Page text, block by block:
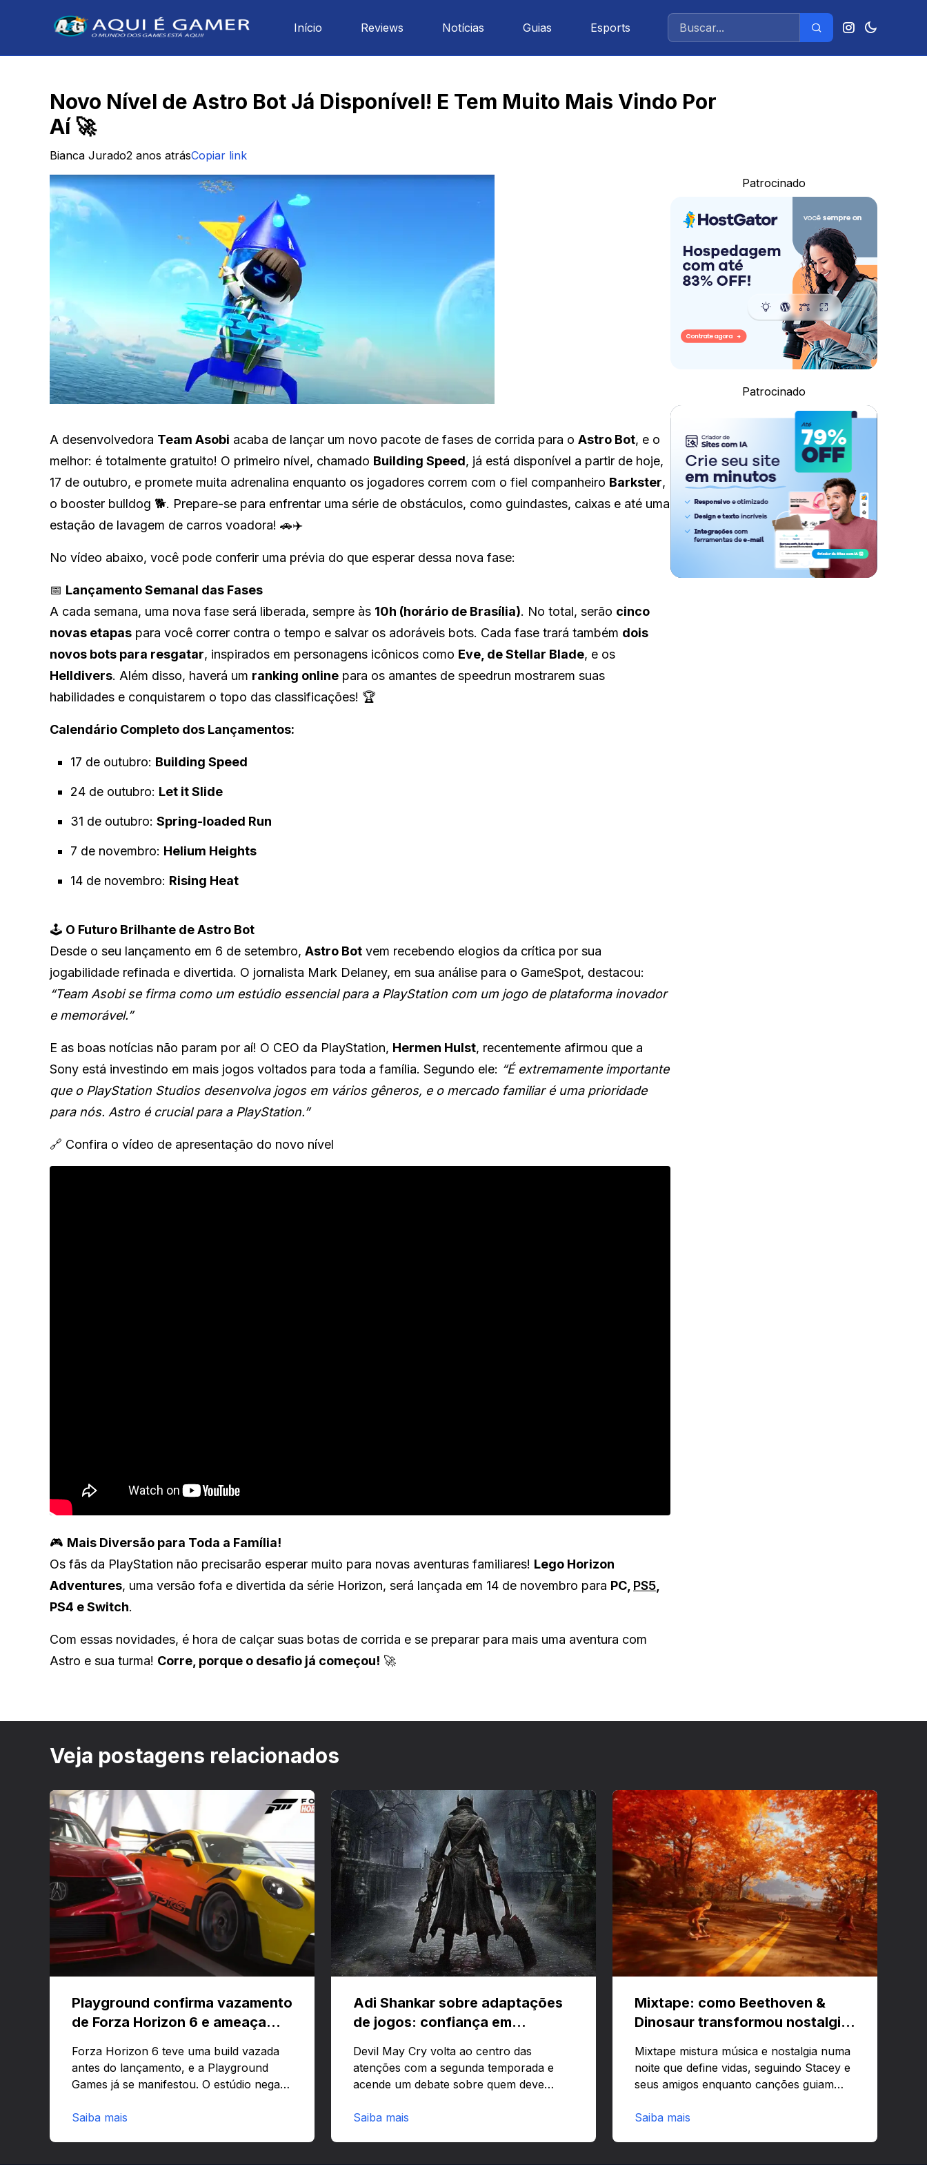
Início Reviews Notícias Guias Esports
Novo Nível de Astro Bot Já Disponível! E Tem Muito Mais Vindo Por
Aí 🚀
Bianca Jurado2 anos atrásCopiar link
A desenvolvedora Team Asobi acaba de lançar um novo pacote de fases de corrida para o Astro Bot, e o
melhor: é totalmente gratuito! O primeiro nível, chamado Building Speed, já está disponível a partir de hoje,
17 de outubro, e promete muita adrenalina enquanto os jogadores correm com o fiel companheiro Barkster,
o booster bulldog 🐕. Prepare-se para enfrentar uma série de obstáculos, como guindastes, caixas e até uma
estação de lavagem de carros voadora! 🚗✈️
No vídeo abaixo, você pode conferir uma prévia do que esperar dessa nova fase:
📅 Lançamento Semanal das Fases
A cada semana, uma nova fase será liberada, sempre às 10h (horário de Brasília). No total, serão cinco
novas etapas para você correr contra o tempo e salvar os adoráveis bots. Cada fase trará também dois
novos bots para resgatar, inspirados em personagens icônicos como Eve, de Stellar Blade, e os
Helldivers. Além disso, haverá um ranking online para os amantes de speedrun mostrarem suas
habilidades e conquistarem o topo das classificações! 🏆
Calendário Completo dos Lançamentos:
17 de outubro: Building Speed
24 de outubro: Let it Slide
31 de outubro: Spring-loaded Run
7 de novembro: Helium Heights
14 de novembro: Rising Heat
🕹️ O Futuro Brilhante de Astro Bot
Desde o seu lançamento em 6 de setembro, Astro Bot vem recebendo elogios da crítica por sua
jogabilidade refinada e divertida. O jornalista Mark Delaney, em sua análise para o GameSpot, destacou:
“Team Asobi se firma como um estúdio essencial para a PlayStation com um jogo de plataforma inovador
e memorável.”
E as boas notícias não param por aí! O CEO da PlayStation, Hermen Hulst, recentemente afirmou que a
Sony está investindo em mais jogos voltados para toda a família. Segundo ele: “É extremamente importante
que o PlayStation Studios desenvolva jogos em vários gêneros, e o mercado familiar é uma prioridade
para nós. Astro é crucial para a PlayStation.”
🔗 Confira o vídeo de apresentação do novo nível
🎮 Mais Diversão para Toda a Família!
Os fãs da PlayStation não precisarão esperar muito para novas aventuras familiares! Lego Horizon
Adventures, uma versão fofa e divertida da série Horizon, será lançada em 14 de novembro para PC, PS5
PS4 e Switch.
Com essas novidades, é hora de calçar suas botas de corrida e se preparar para mais uma aventura com
Astro e sua turma! Corre, porque o desafio já começou! 🚀
Patrocinado
Patrocinado
Veja postagens relacionados
Playground confirma vazamento
de Forza Horizon 6 e ameaça
Forza Horizon 6 teve uma build vazada
antes do lançamento, e a Playground
Games já se manifestou. O estúdio nega
preload e avisa que quem usar versões
Saiba mais
Adi Shankar sobre adaptações
de jogos: confiança em
Devil May Cry volta ao centro das
atenções com a segunda temporada e
acende um debate sobre quem deve
corporações ou criativos? Quer saber
Saiba mais
Mixtape: como Beethoven &
Dinosaur transformou nostalgia
Mixtape mistura música e nostalgia numa
noite que define vidas, seguindo Stacey e
seus amigos enquanto canções guiam
saber como uma trilha pode virar
Saiba mais